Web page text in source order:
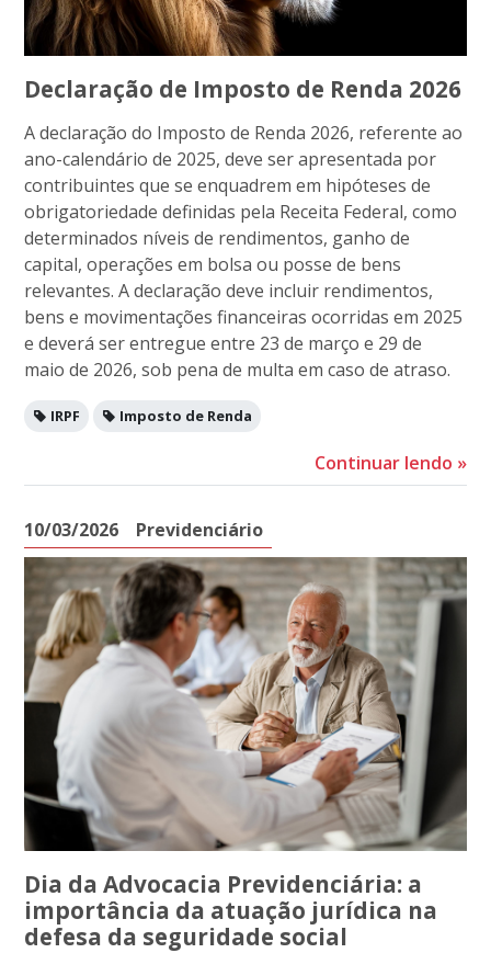
Declaração de Imposto de Renda 2026
A declaração do Imposto de Renda 2026, referente ao
ano-calendário de 2025, deve ser apresentada por
contribuintes que se enquadrem em hipóteses de
obrigatoriedade definidas pela Receita Federal, como
determinados níveis de rendimentos, ganho de
capital, operações em bolsa ou posse de bens
relevantes. A declaração deve incluir rendimentos,
bens e movimentações financeiras ocorridas em 2025
e deverá ser entregue entre 23 de março e 29 de
maio de 2026, sob pena de multa em caso de atraso.
IRPF Imposto de Renda
Continuar lendo »
10/03/2026 Previdenciário
Dia da Advocacia Previdenciária: a
importância da atuação jurídica na
defesa da seguridade social